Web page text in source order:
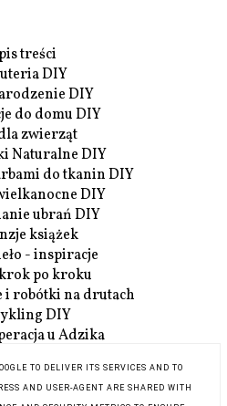
treści
DIY
DIY
do domu DIY
zwierząt
Naturalne DIY
do tkanin DIY
DIY
ubrań DIY
książek
- inspiracje
po kroku
i robótki na drutach
DIY
u Adzika
O mnieTO DELIVER ITS SERVICES AND TO
AND USER-AGENT ARE SHARED WITH